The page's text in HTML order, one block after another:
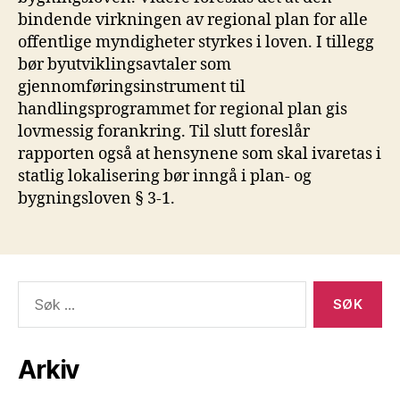
bindende virkningen av regional plan for alle
offentlige myndigheter styrkes i loven. I tillegg
bør byutviklingsavtaler som
gjennomføringsinstrument til
handlingsprogrammet for regional plan gis
lovmessig forankring. Til slutt foreslår
rapporten også at hensynene som skal ivaretas i
statlig lokalisering bør inngå i plan- og
bygningsloven § 3-1.
etter:
Arkiv